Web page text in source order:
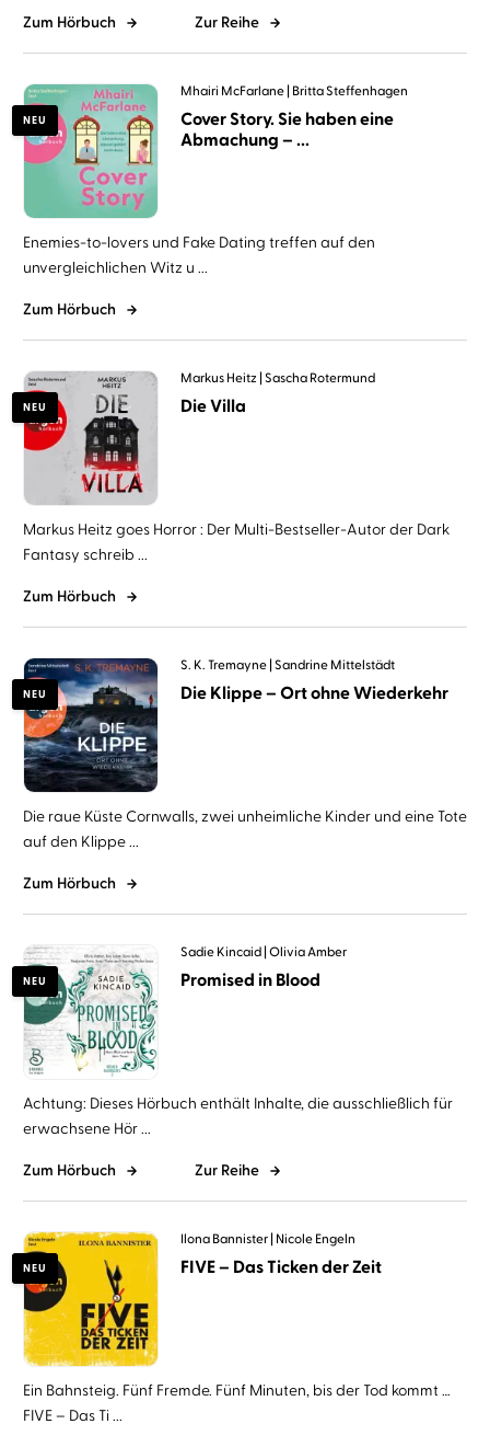
Zum Hörbuch Zur Reihe
NEU
Mhairi McFarlane Britta Steffenhagen
Cover Story. Sie haben eine
Abmachung – ...
Enemies-to-lovers und Fake Dating treffen auf den
unvergleichlichen Witz u ...
Zum Hörbuch
NEU
Markus Heitz Sascha Rotermund
Die Villa
Markus Heitz goes Horror : Der Multi-Bestseller-Autor der Dark
Fantasy schreib ...
Zum Hörbuch
NEU
S. K. Tremayne Sandrine Mittelstädt
Die Klippe – Ort ohne Wiederkehr
Die raue Küste Cornwalls, zwei unheimliche Kinder und eine Tote
auf den Klippe ...
Zum Hörbuch
NEU
Sadie Kincaid Olivia Amber
Promised in Blood
Achtung: Dieses Hörbuch enthält Inhalte, die ausschließlich für
erwachsene Hör ...
Zum Hörbuch Zur Reihe
NEU
Ilona Bannister Nicole Engeln
FIVE – Das Ticken der Zeit
Ein Bahnsteig. Fünf Fremde. Fünf Minuten, bis der Tod kommt …
FIVE – Das Ti ...